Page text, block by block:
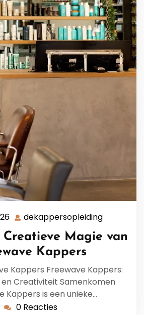
25
juli
2026
dekappersopleiding
Magie van
Kappers
Kappers Freewave Kappers:
Creativiteit Samenkomen
Kappers is een unieke…
0 Reacties